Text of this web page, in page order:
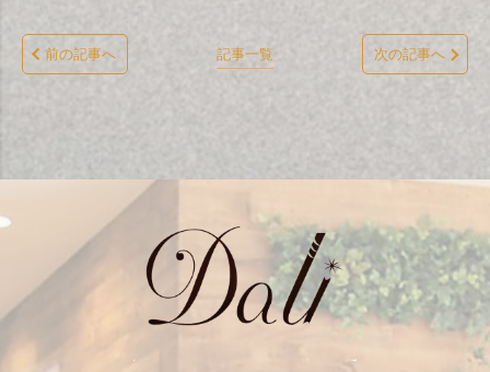
前の記事へ 記事一覧 次の記事へ